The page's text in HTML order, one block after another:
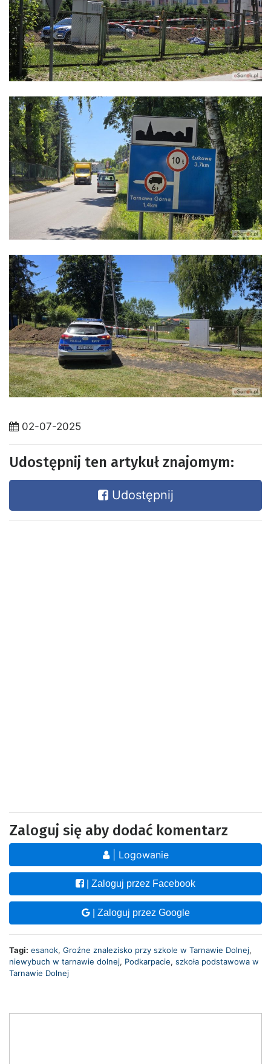
02-07-2025
Udostępnij ten artykuł znajomym:
Udostępnij
Zaloguj się aby dodać komentarz
| Logowanie
| Zaloguj przez Facebook
| Zaloguj przez Google
Tagi: esanok, Groźne znalezisko przy szkole w Tarnawie Dolnej,
niewybuch w tarnawie dolnej, Podkarpacie, szkoła podstawowa w
Tarnawie Dolnej